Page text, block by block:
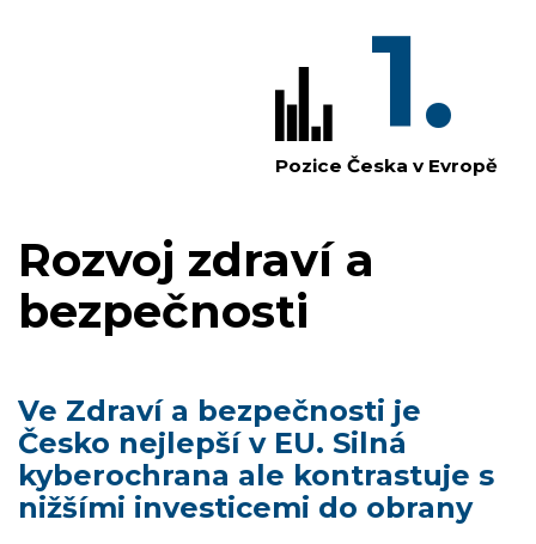
Pozice Česka v Evropě
1.
Rozvoj zdraví a
bezpečnosti
Ve Zdraví a bezpečnosti je
Česko nejlepší v EU. Silná
kyberochrana ale kontrastuje s
nižšími investicemi do obrany